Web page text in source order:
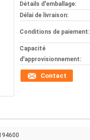
Détails d'emballage:
Délai de livraison:
Conditions de paiement:
Capacité
d'approvisionnement:
Contact